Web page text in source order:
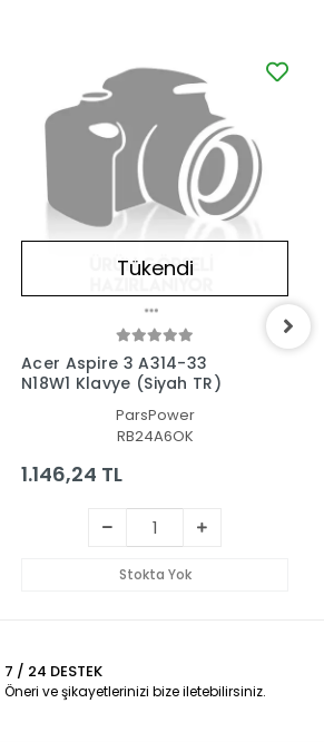
Tükendi
Acer Aspire 3 A314-33
N18W1 Klavye (Siyah TR)
ParsPower
RB24A6OK
1.146,24 TL
Stokta Yok
7 / 24 DESTEK
Öneri ve şikayetlerinizi bize iletebilirsiniz.